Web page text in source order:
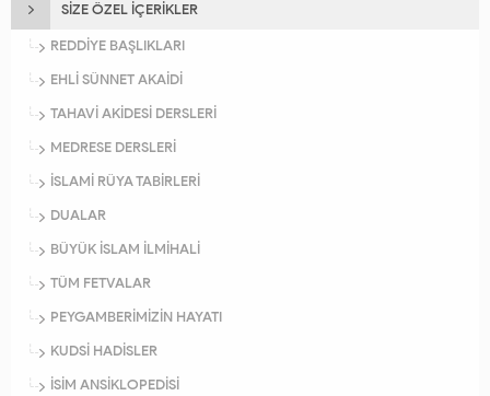
SİZE ÖZEL İÇERİKLER
REDDİYE BAŞLIKLARI
EHLİ SÜNNET AKAİDİ
TAHAVİ AKİDESİ DERSLERİ
MEDRESE DERSLERİ
İSLAMİ RÜYA TABİRLERİ
DUALAR
BÜYÜK İSLAM İLMİHALİ
TÜM FETVALAR
PEYGAMBERİMİZİN HAYATI
KUDSİ HADİSLER
İSİM ANSİKLOPEDİSİ